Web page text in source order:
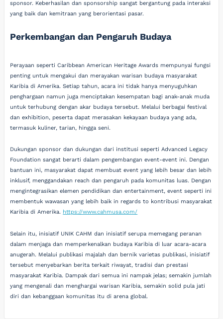
sponsor. Keberhasilan dan sponsorship sangat bergantung pada interaksi
yang baik dan kemitraan yang berorientasi pasar.
Perkembangan dan Pengaruh Budaya
Perayaan seperti Caribbean American Heritage Awards mempunyai fungsi
penting untuk mengakui dan merayakan warisan budaya masyarakat
Karibia di Amerika. Setiap tahun, acara ini tidak hanya menyuguhkan
penghargaan namun juga menciptakan kesempatan bagi anak-anak muda
untuk terhubung dengan akar budaya tersebut. Melalui berbagai festival
dan exhibition, peserta dapat merasakan kekayaan budaya yang ada,
termasuk kuliner, tarian, hingga seni.
Dukungan sponsor dan dukungan dari institusi seperti Advanced Legacy
Foundation sangat berarti dalam pengembangan event-event ini. Dengan
bantuan ini, masyarakat dapat membuat event yang lebih besar dan lebih
inklusif, menggandakan reach dan pengaruh pada komunitas luas. Dengan
mengintegrasikan elemen pendidikan dan entertainment, event seperti ini
membentuk wawasan yang lebih baik in regards to kontribusi masyarakat
Karibia di Amerika. https://www.cahmusa.com/
Selain itu, inisiatif UNIK CAHM dan inisiatif serupa memegang peranan
dalam menjaga dan memperkenalkan budaya Karibia di luar acara-acara
anugerah. Melalui publikasi majalah dan bernik varietas publikasi, inisiatif
tersebut menyebarkan berita terkait riwayat, tradisi dan prestasi
masyarakat Karibia. Dampak dari semua ini nampak jelas; semakin jumlah
yang mengenali dan menghargai warisan Karibia, semakin solid pula jati
diri dan kebanggaan komunitas itu di arena global.